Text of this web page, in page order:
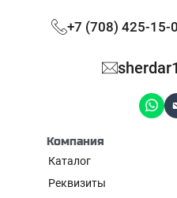
+7 (708) 425-
Компания
Каталог
Реквизиты